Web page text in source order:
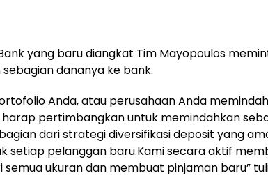
yang baru diangkat Tim Mayopoulos
dananya ke bank.
Anda, atau perusahaan Anda
pertimbangkan untuk memindahkan
dari strategi diversifikasi deposit yang
setiap pelanggan baru.Kami secara aktif
ukuran dan membuat pinjaman baru”